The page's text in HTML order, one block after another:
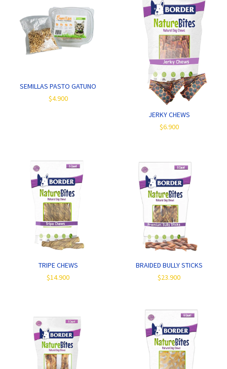
SEMILLAS PASTO GATUNO
$4.900
JERKY CHEWS
$6.900
TRIPE CHEWS
$14.900
BRAIDED BULLY STICKS
$23.900